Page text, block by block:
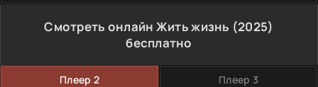
Смотреть онлайн Жить жизнь (2025)
бесплатно
Плеер 2 Плеер 3